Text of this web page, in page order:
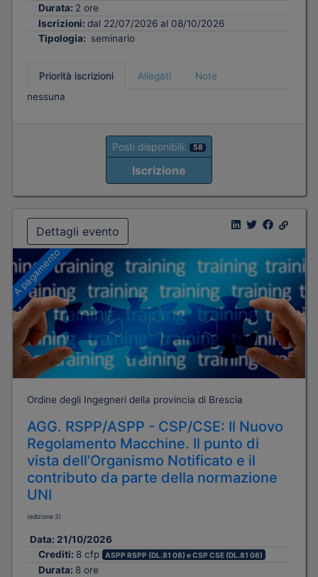
Durata: 2 ore
Iscrizioni: dal 22/07/2026 al 08/10/2026
Tipologia: seminario
Priorità iscrizioni Allegati
Note
nessuna
Posti disponibili: 58
Iscrizione
Dettagli evento
A pagamento
Ordine degli Ingegneri della provincia di Brescia
AGG. RSPP/ASPP - CSP/CSE: Il Nuovo
Regolamento Macchine. Il punto di
vista dell’Organismo Notificato e il
contributo da parte della normazione
UNI
(edizione 3)
Data: 21/10/2026
Crediti: 8 cfp ASPP RSPP (DL.81 08) e CSP CSE (DL.81 08)
Durata: 8 ore